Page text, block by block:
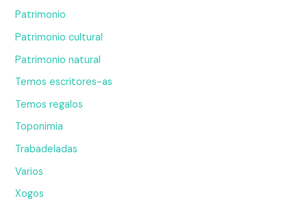
Patrimonio
Patrimonio cultural
Patrimonio natural
Temos escritores-as
Temos regalos
Toponimia
Trabadeladas
Varios
Xogos